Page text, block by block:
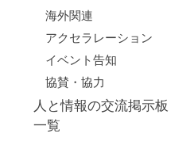
海外関連
アクセラレーション
イベント告知
協賛・協力
人と情報の交流掲示板
一覧